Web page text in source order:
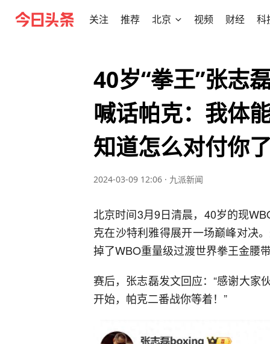
关注 推荐 北京 视频 财经 科
40岁“拳王”张志
喊话帕克：我体
知道怎么对付你
2024-03-09 12:06 · 九派新闻
北京时间3月9日清晨，40岁的现
克在沙特利雅得展开一场巅峰对决
掉了WBO重量级过渡世界拳王金腰
赛后，张志磊发文回应：“感谢大家
开始，帕克二番战你等着！”